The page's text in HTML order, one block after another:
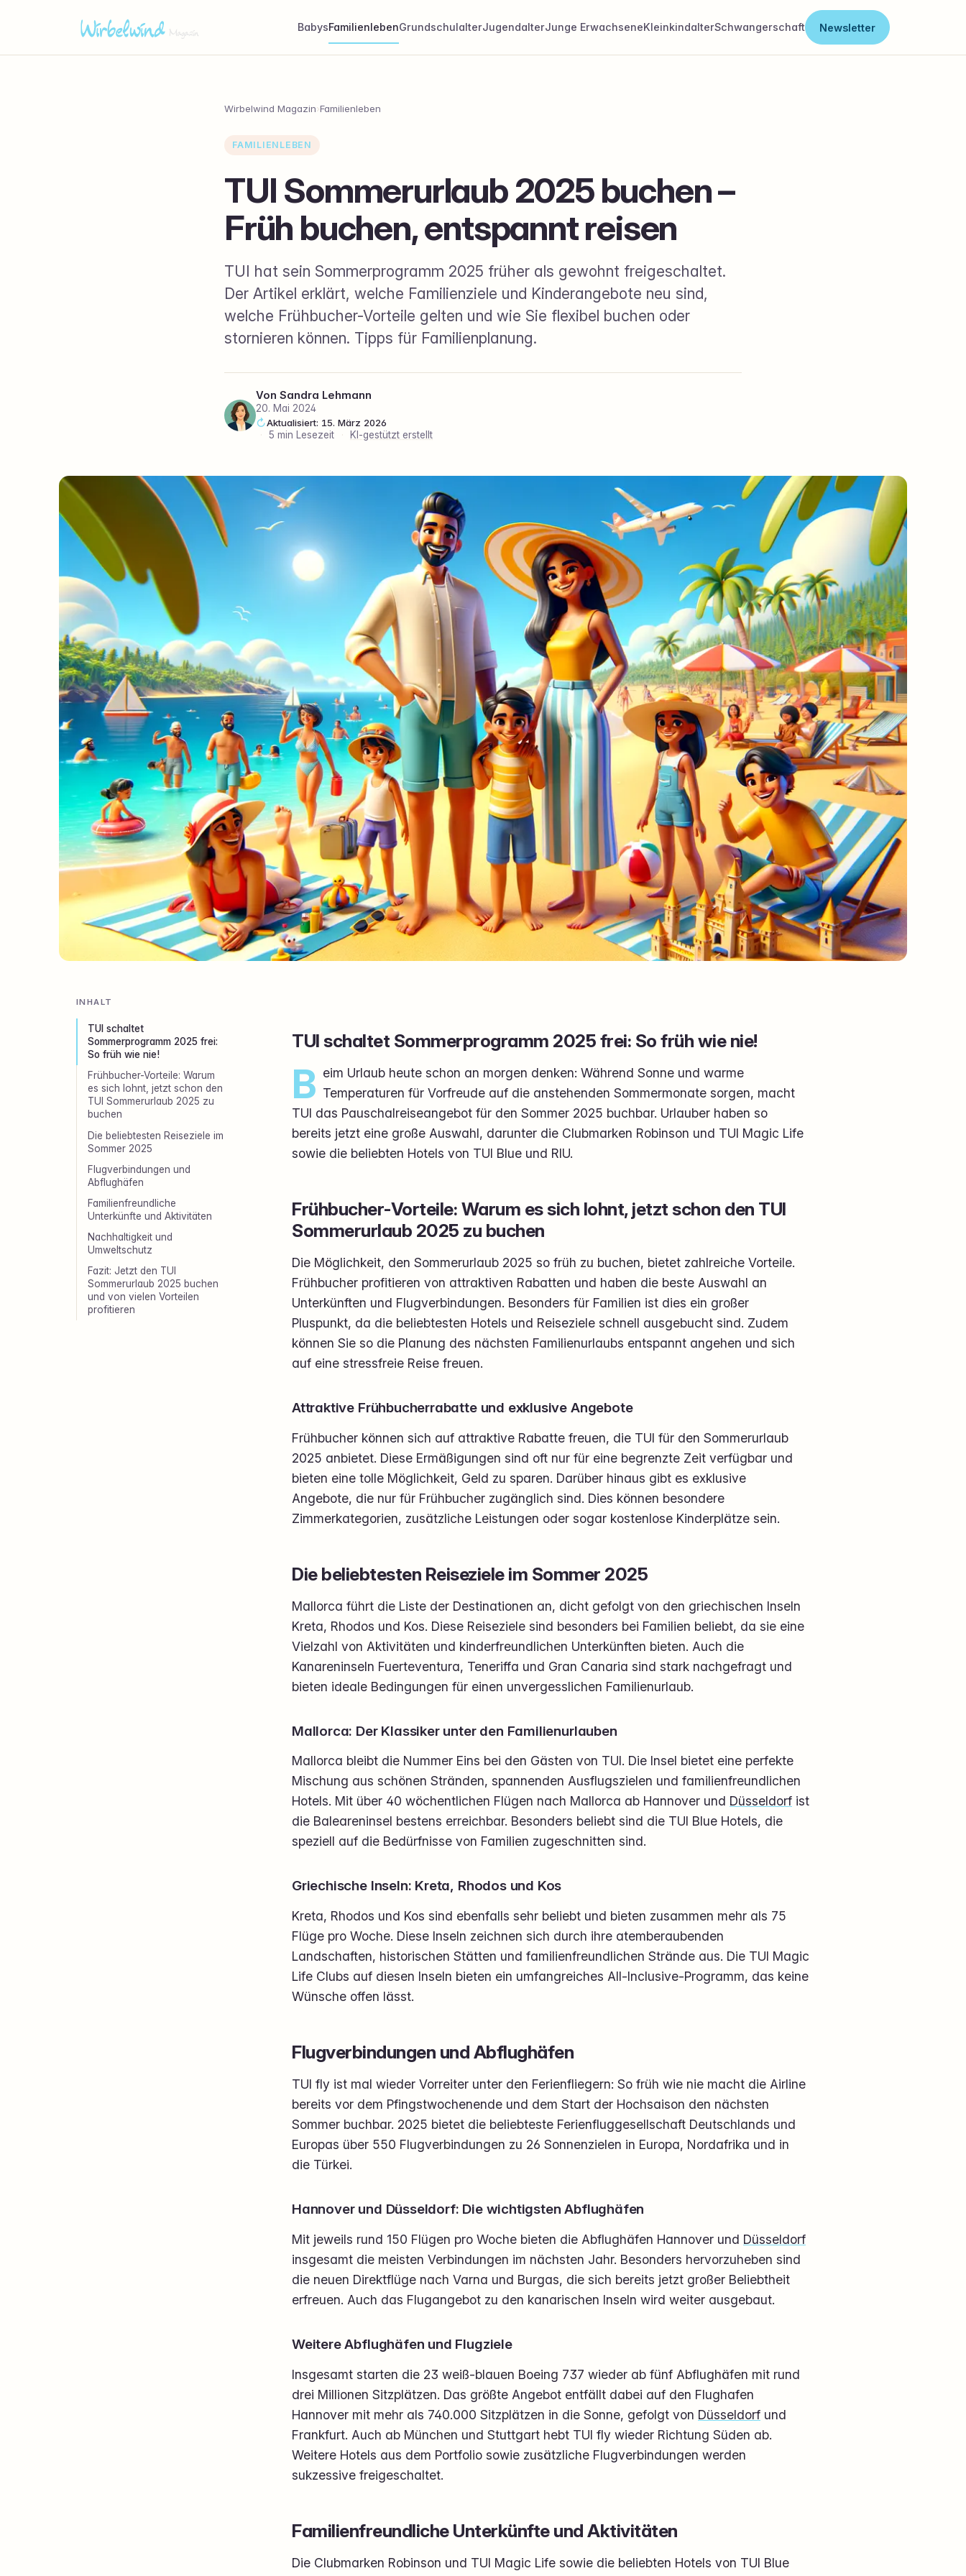
BabysFamilienlebenGrundschulalterJugendalterJunge ErwachseneKleinkindalterSchwangerschaft Newsletter
Wirbelwind Magazin›Familienleben
FAMILIENLEBEN
TUI Sommerurlaub 2025 buchen –
Früh buchen, entspannt reisen
TUI hat sein Sommerprogramm 2025 früher als gewohnt freigeschaltet.
Der Artikel erklärt, welche Familienziele und Kinderangebote neu sind,
welche Frühbucher-Vorteile gelten und wie Sie flexibel buchen oder
stornieren können. Tipps für Familienplanung.
Von Sandra Lehmann
20. Mai 2024
Aktualisiert: 15. März 2026
·
5 min Lesezeit · KI-gestützt erstellt
INHALT
TUI schaltet
Sommerprogramm 2025 frei:
So früh wie nie!
Frühbucher-Vorteile: Warum
es sich lohnt, jetzt schon den
TUI Sommerurlaub 2025 zu
buchen
Die beliebtesten Reiseziele im
Sommer 2025
Flugverbindungen und
Abflughäfen
Familienfreundliche
Unterkünfte und Aktivitäten
Nachhaltigkeit und
Umweltschutz
Fazit: Jetzt den TUI
Sommerurlaub 2025 buchen
und von vielen Vorteilen
profitieren
TUI schaltet Sommerprogramm 2025 frei: So früh wie nie!
B eim Urlaub heute schon an morgen denken: Während Sonne und warme
Temperaturen für Vorfreude auf die anstehenden Sommermonate sorgen, macht
TUI das Pauschalreiseangebot für den Sommer 2025 buchbar. Urlauber haben so
bereits jetzt eine große Auswahl, darunter die Clubmarken Robinson und TUI Magic Life
sowie die beliebten Hotels von TUI Blue und RIU.
Frühbucher-Vorteile: Warum es sich lohnt, jetzt schon den TUI
Sommerurlaub 2025 zu buchen
Die Möglichkeit, den Sommerurlaub 2025 so früh zu buchen, bietet zahlreiche Vorteile.
Frühbucher profitieren von attraktiven Rabatten und haben die beste Auswahl an
Unterkünften und Flugverbindungen. Besonders für Familien ist dies ein großer
Pluspunkt, da die beliebtesten Hotels und Reiseziele schnell ausgebucht sind. Zudem
können Sie so die Planung des nächsten Familienurlaubs entspannt angehen und sich
auf eine stressfreie Reise freuen.
Attraktive Frühbucherrabatte und exklusive Angebote
Frühbucher können sich auf attraktive Rabatte freuen, die TUI für den Sommerurlaub
2025 anbietet. Diese Ermäßigungen sind oft nur für eine begrenzte Zeit verfügbar und
bieten eine tolle Möglichkeit, Geld zu sparen. Darüber hinaus gibt es exklusive
Angebote, die nur für Frühbucher zugänglich sind. Dies können besondere
Zimmerkategorien, zusätzliche Leistungen oder sogar kostenlose Kinderplätze sein.
Die beliebtesten Reiseziele im Sommer 2025
Mallorca führt die Liste der Destinationen an, dicht gefolgt von den griechischen Inseln
Kreta, Rhodos und Kos. Diese Reiseziele sind besonders bei Familien beliebt, da sie eine
Vielzahl von Aktivitäten und kinderfreundlichen Unterkünften bieten. Auch die
Kanareninseln Fuerteventura, Teneriffa und Gran Canaria sind stark nachgefragt und
bieten ideale Bedingungen für einen unvergesslichen Familienurlaub.
Mallorca: Der Klassiker unter den Familienurlauben
Mallorca bleibt die Nummer Eins bei den Gästen von TUI. Die Insel bietet eine perfekte
Mischung aus schönen Stränden, spannenden Ausflugszielen und familienfreundlichen
Hotels. Mit über 40 wöchentlichen Flügen nach Mallorca ab Hannover und Düsseldorf ist
die Baleareninsel bestens erreichbar. Besonders beliebt sind die TUI Blue Hotels, die
speziell auf die Bedürfnisse von Familien zugeschnitten sind.
Griechische Inseln: Kreta, Rhodos und Kos
Kreta, Rhodos und Kos sind ebenfalls sehr beliebt und bieten zusammen mehr als 75
Flüge pro Woche. Diese Inseln zeichnen sich durch ihre atemberaubenden
Landschaften, historischen Stätten und familienfreundlichen Strände aus. Die TUI Magic
Life Clubs auf diesen Inseln bieten ein umfangreiches All-Inclusive-Programm, das keine
Wünsche offen lässt.
Flugverbindungen und Abflughäfen
TUI fly ist mal wieder Vorreiter unter den Ferienfliegern: So früh wie nie macht die Airline
bereits vor dem Pfingstwochenende und dem Start der Hochsaison den nächsten
Sommer buchbar. 2025 bietet die beliebteste Ferienfluggesellschaft Deutschlands und
Europas über 550 Flugverbindungen zu 26 Sonnenzielen in Europa, Nordafrika und in
die Türkei.
Hannover und Düsseldorf: Die wichtigsten Abflughäfen
Mit jeweils rund 150 Flügen pro Woche bieten die Abflughäfen Hannover und Düsseldorf
insgesamt die meisten Verbindungen im nächsten Jahr. Besonders hervorzuheben sind
die neuen Direktflüge nach Varna und Burgas, die sich bereits jetzt großer Beliebtheit
erfreuen. Auch das Flugangebot zu den kanarischen Inseln wird weiter ausgebaut.
Weitere Abflughäfen und Flugziele
Insgesamt starten die 23 weiß-blauen Boeing 737 wieder ab fünf Abflughäfen mit rund
drei Millionen Sitzplätzen. Das größte Angebot entfällt dabei auf den Flughafen
Hannover mit mehr als 740.000 Sitzplätzen in die Sonne, gefolgt von Düsseldorf und
Frankfurt. Auch ab München und Stuttgart hebt TUI fly wieder Richtung Süden ab.
Weitere Hotels aus dem Portfolio sowie zusätzliche Flugverbindungen werden
sukzessive freigeschaltet.
Familienfreundliche Unterkünfte und Aktivitäten
Die Clubmarken Robinson und TUI Magic Life sowie die beliebten Hotels von TUI Blue